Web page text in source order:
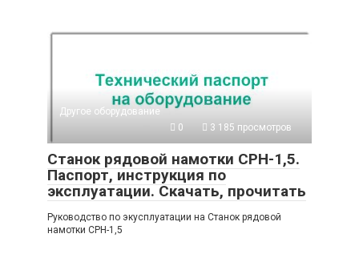
Другое оборудование
0
3 185 просмотров
Станок рядовой намотки СРН-1,5.
Паспорт, инструкция по
эксплуатации. Скачать, прочитать
Руководство по экусплуатации на Станок рядовой
намотки СРН-1,5